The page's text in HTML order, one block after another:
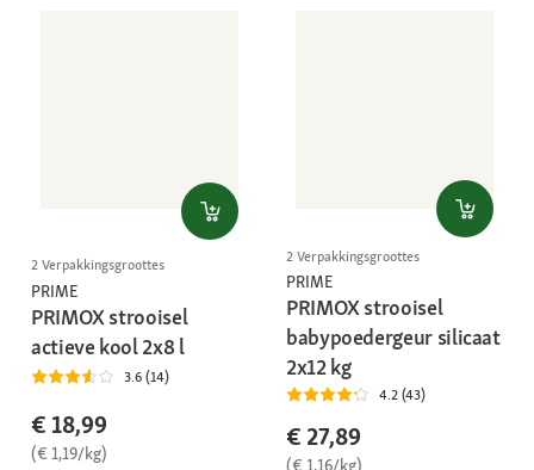
2 Verpakkingsgroottes
PRIME
PRIMOX strooisel
actieve kool 2x8 l
3.6 (14)
€ 18,99
(€ 1,19/kg)
2 Verpakkingsgroottes
PRIME
PRIMOX strooisel
babypoedergeur silicaat
2x12 kg
4.2 (43)
€ 27,89